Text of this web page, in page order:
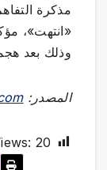
مذكرة
«انتهت»،
وذلك بعد
المصدر:
20